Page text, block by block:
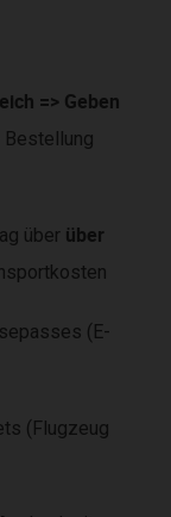
=> Geben
Bestellung
über über
(E-
(Flugzeug